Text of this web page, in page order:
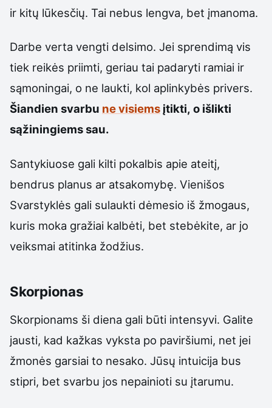
ir kitų lūkesčių. Tai nebus lengva, bet įmanoma.
Darbe verta vengti delsimo. Jei sprendimą vis
tiek reikės priimti, geriau tai padaryti ramiai ir
sąmoningai, o ne laukti, kol aplinkybės privers.
Šiandien svarbu ne visiems įtikti, o išlikti
sąžiningiems sau.
Santykiuose gali kilti pokalbis apie ateitį,
bendrus planus ar atsakomybę. Vienišos
Svarstyklės gali sulaukti dėmesio iš žmogaus,
kuris moka gražiai kalbėti, bet stebėkite, ar jo
veiksmai atitinka žodžius.
Skorpionas
Skorpionams ši diena gali būti intensyvi. Galite
jausti, kad kažkas vyksta po paviršiumi, net jei
žmonės garsiai to nesako. Jūsų intuicija bus
stipri, bet svarbu jos nepainioti su įtarumu.